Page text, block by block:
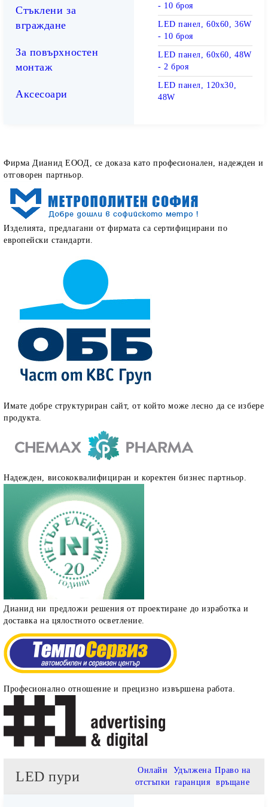
Стъклени за
вграждане
За повърхностен
монтаж
Аксесоари
- 10 броя
LED панел, 60х60, 36W
- 10 броя
LED панел, 60х60, 48W
- 2 броя
LED панел, 120х30,
48W
Фирма Дианид ЕООД, се доказа като професионален, надежден и
отговорен партньор.
Изделията, предлагани от фирмата са сертифицирани по
европейски стандарти.
Имате добре структуриран сайт, от който може лесно да се избере
продукта.
Надежден, висококвалифициран и коректен бизнес партньор.
Дианид ни предложи решения от проектиране до изработка и
доставка на цялостното осветление.
Професионално отношение и прецизно извършена работа.
LED пури
Онлайн
отстъпки
Удължена
гаранция
Право на
връщане